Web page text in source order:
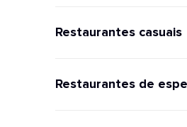
Restaurantes casuais
Restaurantes de